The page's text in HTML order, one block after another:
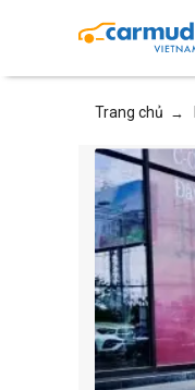
Trang chủ →